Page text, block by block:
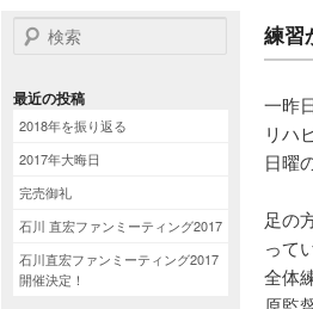
検索
最近の投稿
2018年を振り返る
2017年大晦日
完売御礼
石川 直宏ファンミーティング2017
石川直宏ファンミーティング2017
開催決定！
練習
一昨
リハ
日曜
足の
って
全体